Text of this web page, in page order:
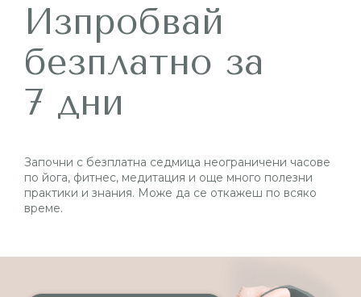
Изпробвай
безплатно за
7 дни
Започни с безплатна седмица неограничени часове
по йога, фитнес, медитация и още много полезни
практики и знания. Може да се откажеш по всяко
време.